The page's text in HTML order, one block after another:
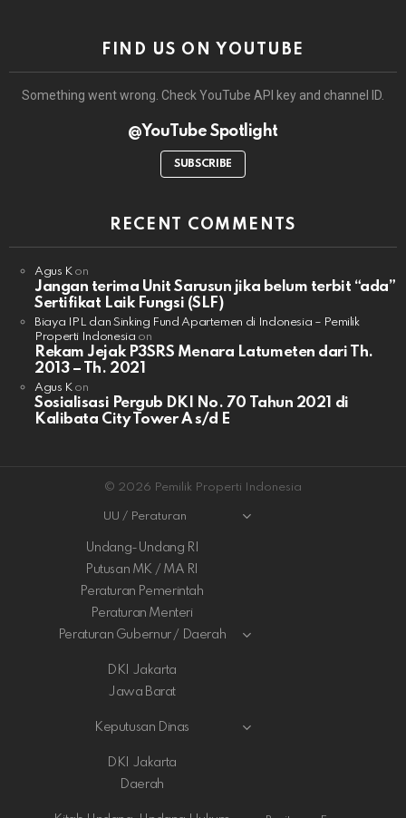
FIND US ON YOUTUBE
Something went wrong. Check YouTube API key and channel ID.
@YouTube Spotlight
SUBSCRIBE
RECENT COMMENTS
Agus Kon
Jangan terima Unit Sarusun jika belum terbit “ada”
Sertifikat Laik Fungsi (SLF)
Biaya IPL dan Sinking Fund Apartemen di Indonesia – Pemilik
Properti Indonesia on
Rekam Jejak P3SRS Menara Latumeten dari Th.
2013 – Th. 2021
Agus Kon
Sosialisasi Pergub DKI No. 70 Tahun 2021 di
Kalibata City Tower A s/d E
© 2026 Pemilik Properti Indonesia
UU / Peraturan
Undang-Undang RI
Putusan MK / MA RI
Peraturan Pemerintah
Peraturan Menteri
Peraturan Gubernur / Daerah
DKI Jakarta
Jawa Barat
Keputusan Dinas
DKI Jakarta
Daerah